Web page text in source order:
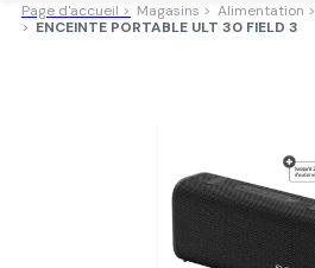
Page d'accueil > Magasins > Alimentation >
> ENCEINTE PORTABLE ULT 30 FIELD 3